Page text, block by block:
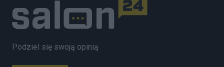
Podziel się swoją opinią